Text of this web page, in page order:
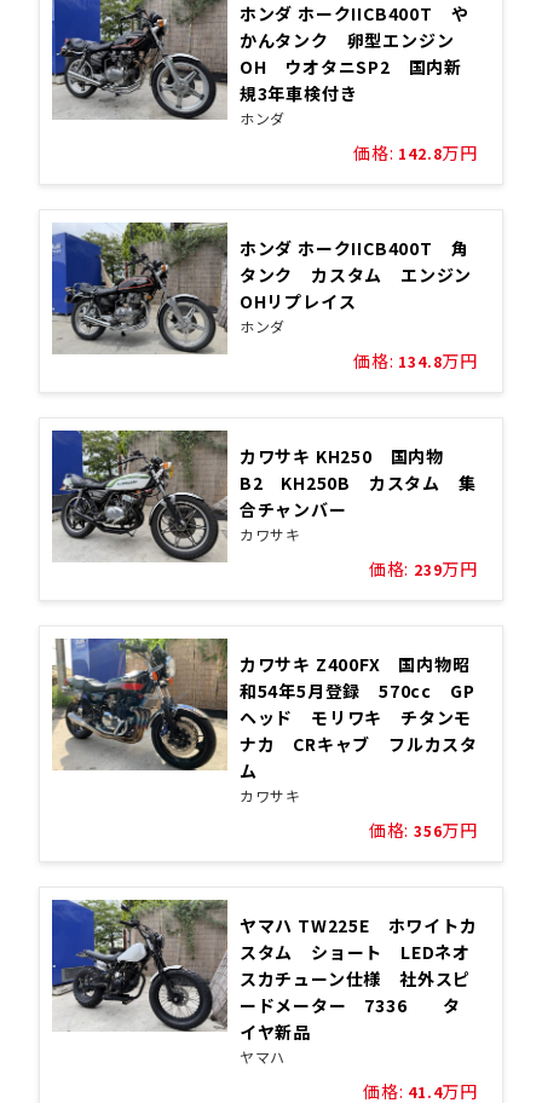
ホンダ ホークIICB400T や
かんタンク 卵型エンジン
OH ウオタニSP2 国内新
規3年車検付き
ホンダ
価格: 142.8万円
ホンダ ホークIICB400T 角
タンク カスタム エンジン
OHリプレイス
ホンダ
価格: 134.8万円
カワサキ KH250 国内物
B2 KH250B カスタム 集
合チャンバー
カワサキ
価格: 239万円
カワサキ Z400FX 国内物昭
和54年5月登録 570cc GP
ヘッド モリワキ チタンモ
ナカ CRキャブ フルカスタ
ム
カワサキ
価格: 356万円
ヤマハ TW225E ホワイトカ
スタム ショート LEDネオ
スカチューン仕様 社外スピ
ードメーター 7336 タ
イヤ新品
ヤマハ
価格: 41.4万円